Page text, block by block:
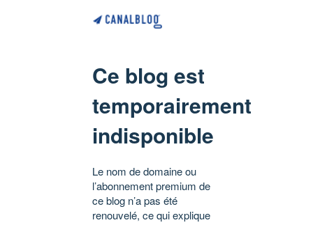
Ce blog est
temporairement
indisponible
Le nom de domaine ou
l’abonnement premium de
ce blog n’a pas été
renouvelé, ce qui explique